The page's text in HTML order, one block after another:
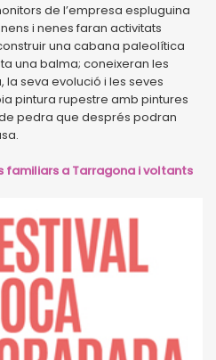
de l’empresa espluguina
i nenes faran activitats
una cabana paleolítica
una balma; coneixeran les
seva evolució i les seves
pintura rupestre amb pintures
pedra que després podran
a Tarragona i voltants